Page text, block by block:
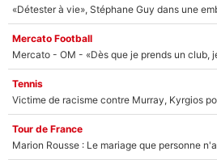
«Détester à vie», Stéphane Guy dans une
Mercato Football
Tennis
Tour de France
Marion Rousse : Le mariage que personne